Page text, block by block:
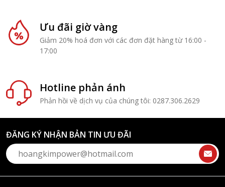
Ưu đãi giờ vàng
Giảm 20% hoá đơn với các đơn đặt hàng từ 16:00 -
17:00
Hotline phản ánh
Phản hồi về dịch vụ của chúng tôi: 0287.306.2629
ĐĂNG KÝ NHẬN BẢN TIN ƯU ĐÃI